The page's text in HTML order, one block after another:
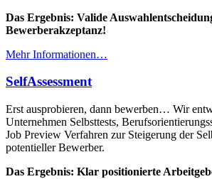
Das Ergebnis: Valide
Bewerberakzeptanz!
Mehr Informationen…
SelfAssessment
Erst ausprobieren, dann bewerben… Wir
Unternehmen Selbsttests,
Job Preview Verfahren zur Steigerung der
potentieller Bewerber.
Das Ergebnis: Klar positionierte